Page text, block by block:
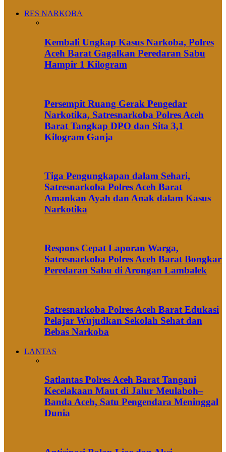
RES NARKOBA
Kembali Ungkap Kasus Narkoba, Polres
Aceh Barat Gagalkan Peredaran Sabu
Hampir 1 Kilogram
Persempit Ruang Gerak Pengedar
Narkotika, Satresnarkoba Polres Aceh
Barat Tangkap DPO dan Sita 3,1
Kilogram Ganja
Tiga Pengungkapan dalam Sehari,
Satresnarkoba Polres Aceh Barat
Amankan Ayah dan Anak dalam Kasus
Narkotika
Respons Cepat Laporan Warga,
Satresnarkoba Polres Aceh Barat Bongkar
Peredaran Sabu di Arongan Lambalek
Satresnarkoba Polres Aceh Barat Edukasi
Pelajar Wujudkan Sekolah Sehat dan
Bebas Narkoba
LANTAS
Satlantas Polres Aceh Barat Tangani
Kecelakaan Maut di Jalur Meulaboh–
Banda Aceh, Satu Pengendara Meninggal
Dunia